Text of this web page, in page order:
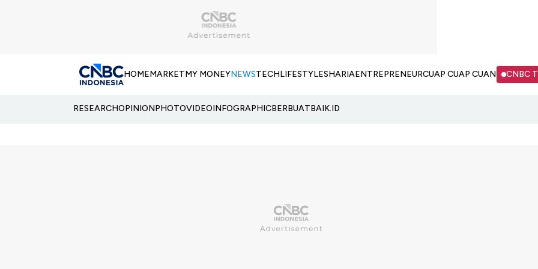
HOMEMARKETMY MONEYNEWSTECHLIFESTYLESHARIAENTREPRENEURCUAP CUAP CUAN CNBC
RESEARCHOPINIONPHOTOVIDEOINFOGRAPHICBERBUATBAIK.ID